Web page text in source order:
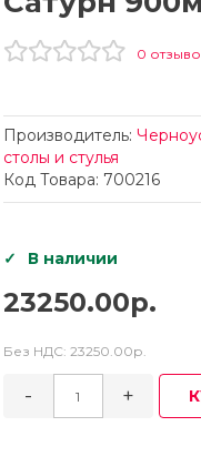
0
Производитель:
столы и стулья
Код Товара: 700216
В наличии
23250.00р.
Без НДС: 23250.00р.
- +